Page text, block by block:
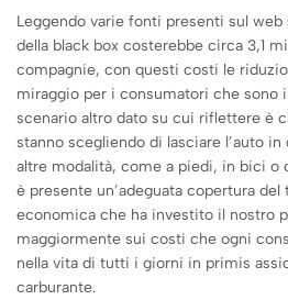
Leggendo varie fonti presenti sul
della black box costerebbe circa 3,1
compagnie, con questi costi le
miraggio per i consumatori che sono
scenario altro dato su cui riflettere è
stanno scegliendo di lasciare l’auto in
altre modalità, come a piedi, in bici o
è presente un’adeguata copertura
economica che ha investito il nostro
maggiormente sui costi che ogni
nella vita di tutti i giorni in primis
carburante.